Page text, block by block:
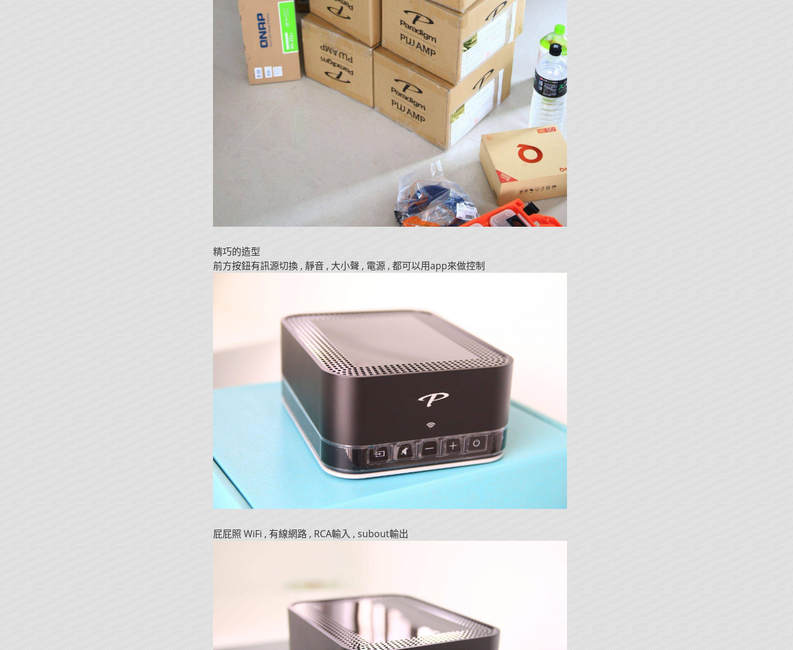
精巧的造型
前方按鈕有訊源切換 , 靜音 , 大小聲 , 電源 , 都可以用app來做控制
屁屁照 WiFi , 有線網路 , RCA輸入 , subout輸出